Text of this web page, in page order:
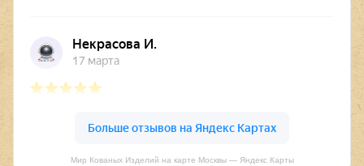
Мир Кованых Изделий на карте Москвы — Яндекс Карты